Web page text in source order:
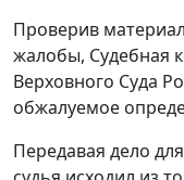
Проверив
жалобы, Судебная
Верховного Суда
обжалуемое
Передавая дело